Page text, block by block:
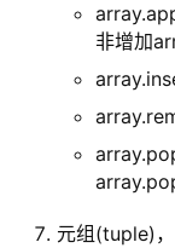
非增加
元组(tuple)